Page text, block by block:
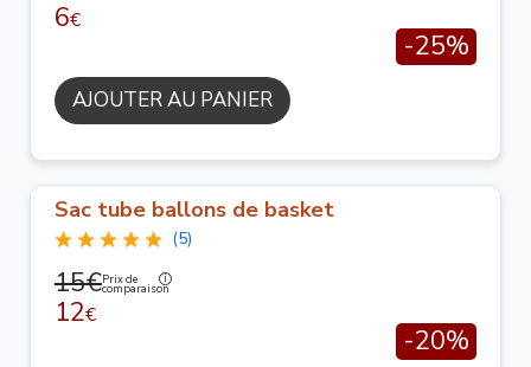
6€
-25%
AJOUTER AU PANIER
Sac tube ballons de basket
(5)
15€Prix de
comparaison
12€
-20%